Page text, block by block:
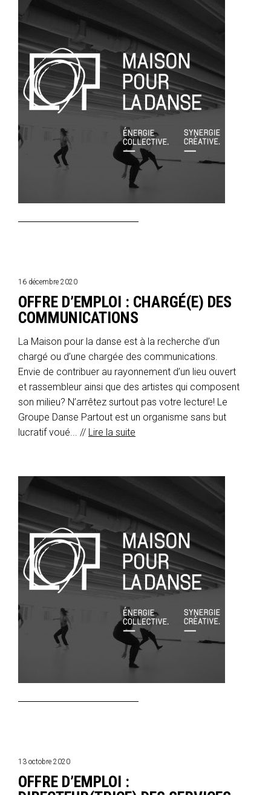
16 décembre 2020
OFFRE D’EMPLOI : CHARGÉ(E) DES
COMMUNICATIONS
La Maison pour la danse est à la recherche d’un
chargé ou d’une chargée des communications.
Envie de contribuer au rayonnement d’un lieu ouvert
et rassembleur ainsi que des artistes qui composent
son milieu? N’arrêtez surtout pas votre lecture! Le
Groupe Danse Partout est un organisme sans but
lucratif voué... // Lire la suite
13 octobre 2020
OFFRE D’EMPLOI :